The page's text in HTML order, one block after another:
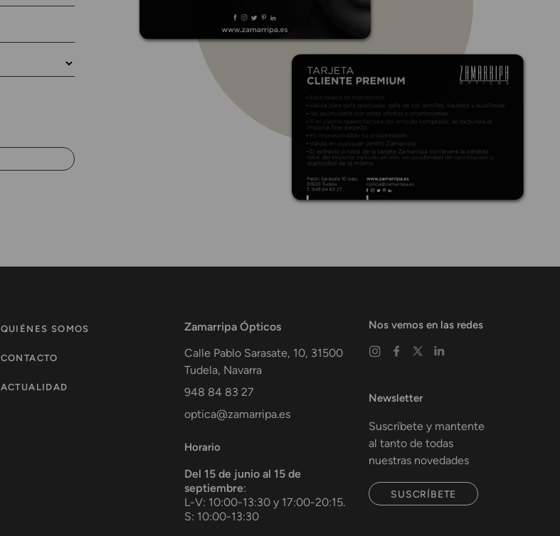
QUIÉNES SOMOS
CONTACTO
ACTUALIDAD
Zamarripa Ópticos
Calle Pablo Sarasate, 10, 31500
Tudela, Navarra
948 84 83 27
optica@zamarripa.es
Horario
Del 15 de junio al 15 de
septiembre:
L-V: 10:00-13:30 y 17:00-20:15.
S: 10:00-13:30
Nos vemos en las redes
Newsletter
Suscríbete y mantente
al tanto de todas
nuestras novedades
SUSCRÍBETE